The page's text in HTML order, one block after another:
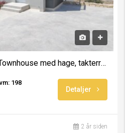
2 igjen! Oktober 2025! Townhouse med hage, takterrasse, u-etg. Felles svømmebasseng og gym
198
Detaljer
2 år siden